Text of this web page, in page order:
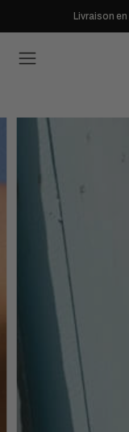
Livraison